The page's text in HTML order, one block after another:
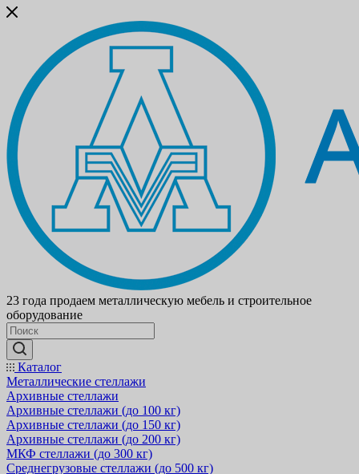
23 года продаем металлическую мебель и строительное
оборудование
Каталог
Металлические стеллажи
Архивные стеллажи
Архивные стеллажи (до 100 кг)
Архивные стеллажи (до 150 кг)
Архивные стеллажи (до 200 кг)
МКФ стеллажи (до 300 кг)
Среднегрузовые стеллажи (до 500 кг)